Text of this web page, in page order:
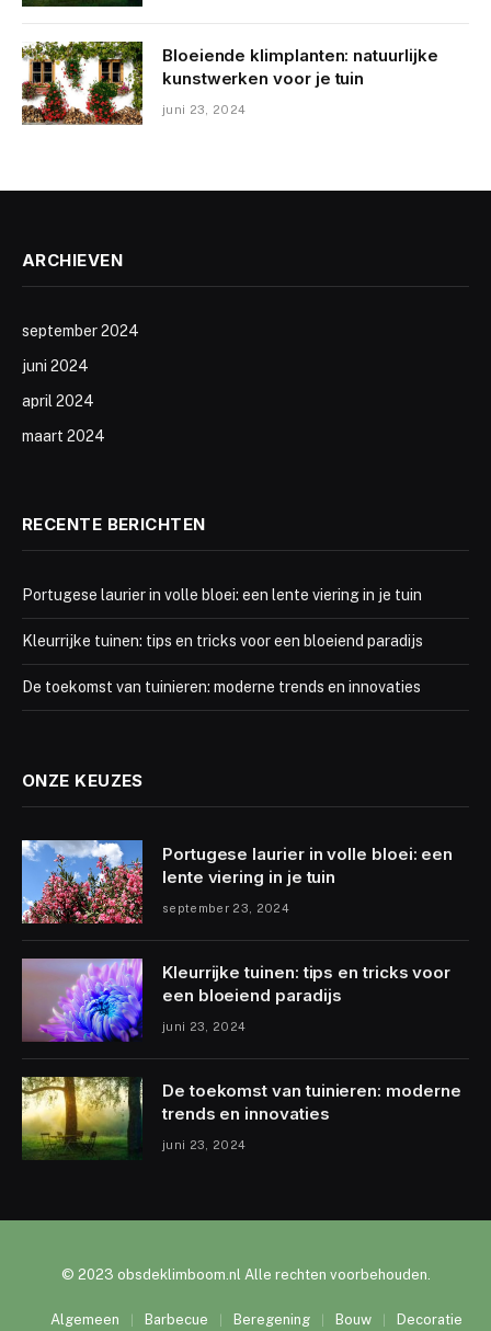
Bloeiende klimplanten: natuurlijke
kunstwerken voor je tuin
juni 23, 2024
ARCHIEVEN
september 2024
juni 2024
april 2024
maart 2024
RECENTE BERICHTEN
Portugese laurier in volle bloei: een lente viering in je tuin
Kleurrijke tuinen: tips en tricks voor een bloeiend paradijs
De toekomst van tuinieren: moderne trends en innovaties
ONZE KEUZES
Portugese laurier in volle bloei: een
lente viering in je tuin
september 23, 2024
Kleurrijke tuinen: tips en tricks voor
een bloeiend paradijs
juni 23, 2024
De toekomst van tuinieren: moderne
trends en innovaties
juni 23, 2024
© 2023 obsdeklimboom.nl Alle rechten voorbehouden.
Algemeen Barbecue Beregening Bouw Decoratie